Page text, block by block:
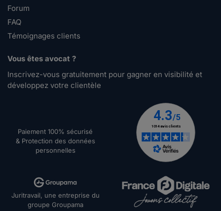
Forum
FAQ
Témoignages clients
Vous êtes avocat ?
Inscrivez-vous gratuitement pour gagner en visibilité et
développez votre clientèle
Paiement 100% sécurisé
& Protection des données
personnelles
Juritravail, une entreprise du
groupe Groupama